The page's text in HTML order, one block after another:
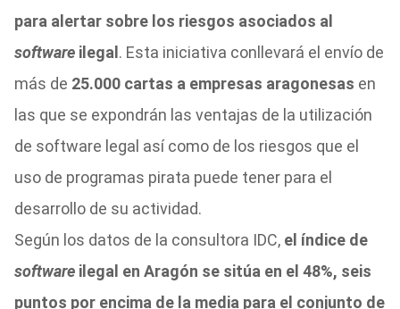
para alertar sobre los riesgos asociados al
software ilegal . Esta iniciativa conllevará el envío de
más de 25.000 cartas a empresas aragonesas en
las que se expondrán las ventajas de la utilización
de software legal así como de los riesgos que el
uso de programas pirata puede tener para el
desarrollo de su actividad.
Según los datos de la consultora IDC, el índice de
softwareilegal en Aragón se sitúa en el 48%, seis
puntos por encima de la media para el conjunto de